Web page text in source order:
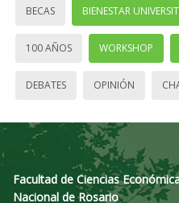
BECAS BIENESTAR
100 AÑOS WORKSHOP
DEBATES OPINIÓN
Facultad de Ciencias
Nacional de Rosario